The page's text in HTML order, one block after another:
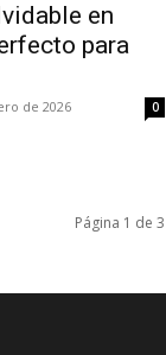
en
para
de 2026 0
Página 1 de 3